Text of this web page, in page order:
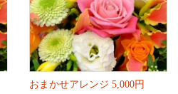
おまかせアレンジ 5,000円